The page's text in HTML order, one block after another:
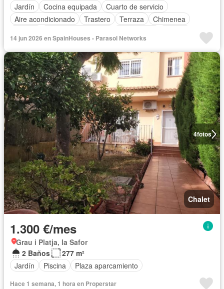
Jardín
Cocina equipada
Cuarto de servicio
Aire acondicionado
Trastero Terraza
Chimenea
14 jun 2026 en SpainHouses - Parasol Networks
4fotos
Chalet
1.300 €/mes
Grau i Platja, la Safor
2 Baños
277 m²
Jardín
Piscina Plaza aparcamiento
Hace 1 semana, 1 hora en Properstar